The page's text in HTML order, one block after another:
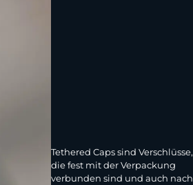
Tethered Caps sind Verschlüsse,
die fest mit der Verpackung
verbunden sind und auch nach